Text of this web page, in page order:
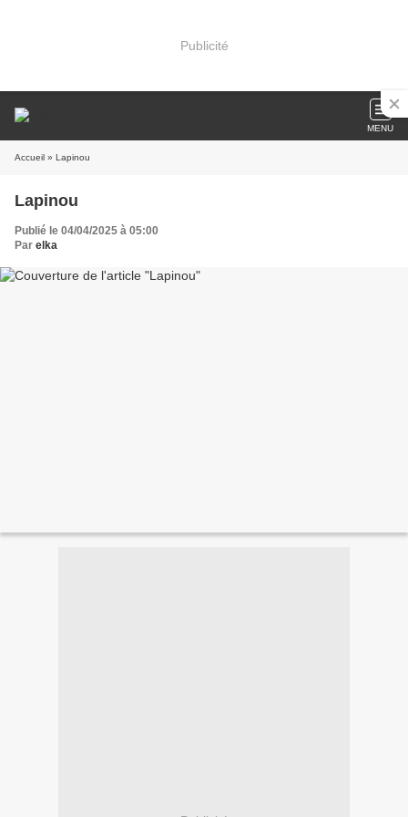
Publicité
MENU
Accueil » Lapinou
Lapinou
Publié le 04/04/2025 à 05:00
Par elka